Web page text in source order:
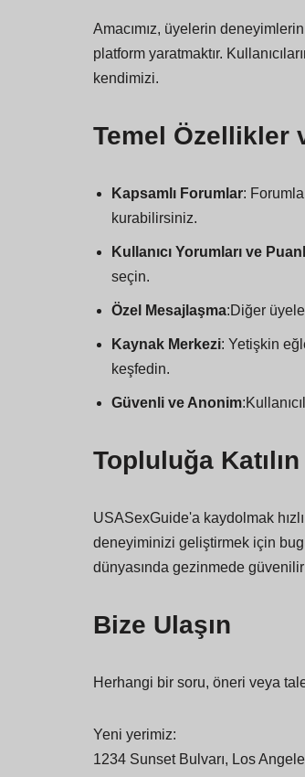
Amacımız, üyelerin
platform yaratmaktır.
kendimizi.
Temel Özellikler
Kapsamlı Forumlar:
kurabilirsiniz.
Kullanıcı Yorumları ve
seçin.
Özel Mesajlaşma:Diğer
Kaynak Merkezi: Yetişkin
keşfedin.
Güvenli ve Anonim
Topluluğa Katılın
USASexGuide'a kaydolmak
deneyiminizi geliştirmek için
dünyasında gezinmede güvenilir
Bize Ulaşın
Herhangi bir soru, öneri veya
Yeni yerimiz:
1234 Sunset Bulvarı, Los